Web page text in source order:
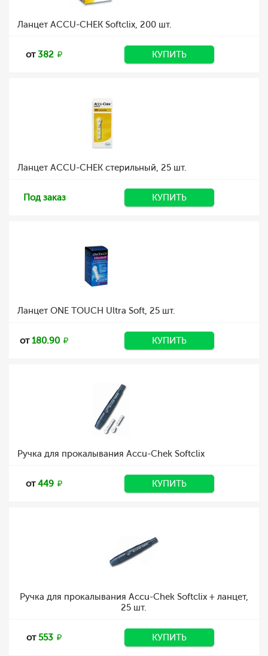
Ланцет ACCU-CHEK Softclix, 200 шт.
от382 КУПИТЬ
Ланцет ACCU-CHEK стерильный, 25 шт.
Под заказ КУПИТЬ
Ланцет ONE TOUCH Ultra Soft, 25 шт.
от180.90 КУПИТЬ
Ручка для прокалывания Accu-Chek Softclix
от449 КУПИТЬ
Ручка для прокалывания Accu-Chek Softclix + ланцет,
25 шт.
от553 КУПИТЬ